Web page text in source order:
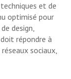
et de
optimisé pour
design,
répondre à
sociaux,